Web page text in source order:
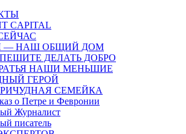
CAPITAL
— НАШ ОБЩИЙ ДОМ
ДЕЛАТЬ ДОБРО
НАШИ МЕНЬШИЕ
ГЕРОЙ
СЕМЕЙКА
о Петре и Февронии
Журналист
писатель